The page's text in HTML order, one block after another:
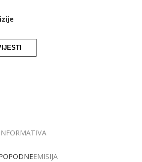
INFORMATIVA
EMISIJA